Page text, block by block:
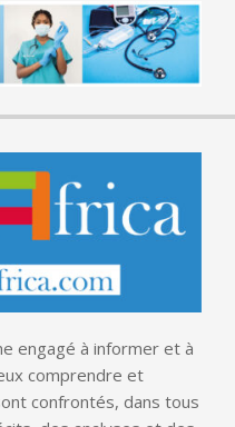
engagé à informer et à
comprendre et
confrontés, dans tous